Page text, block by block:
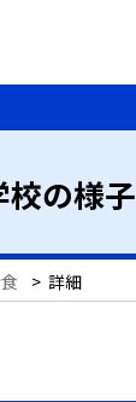
校の様子
> 詳細